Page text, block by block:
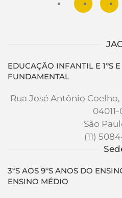
EDUCAÇÃO INFANTIL E 1ºS
FUNDAMENTAL
Rua José Antônio
São
(11)
3ºS AOS 9ºS ANOS DO
ENSINO MÉDIO